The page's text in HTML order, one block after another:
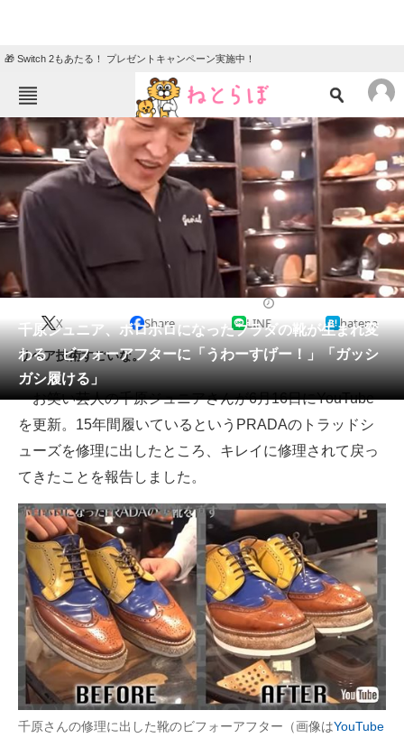
🎁 Switch 2もあたる！ プレゼントキャンペーン実施中！
ねとらぼメニュー
TOP ニュース
エンタメ
グルメ 地域
教育・育児
動物 リサーチ
会員記事
メディア
注目記事を集めた総合ページ
ITの今と未来を見通す
スマホと通信の最新トレンド
進化するPCとデバイスの未来
好きが集まる 比べて選べる
ビジネスと働き方のヒント
AI活用のいまが分かる
企業ITのトレンドを詳説
経営リーダーのコミュニティ
千原ジュニア、ボロボロになったプラダの靴が生まれ変
わる ビフォーアフターに「うわーすげー！」「ガッシ
ガシ履ける」
X Share LINE hatena
リペア技術すごいな。
お笑い芸人の千原ジュニアさんが6月16日にYouTube
を更新。15年間履いているというPRADAのトラッドシ
ューズを修理に出したところ、キレイに修理されて戻っ
てきたことを報告しました。
千原さんの修理に出した靴のビフォーアフター（画像はYouTube